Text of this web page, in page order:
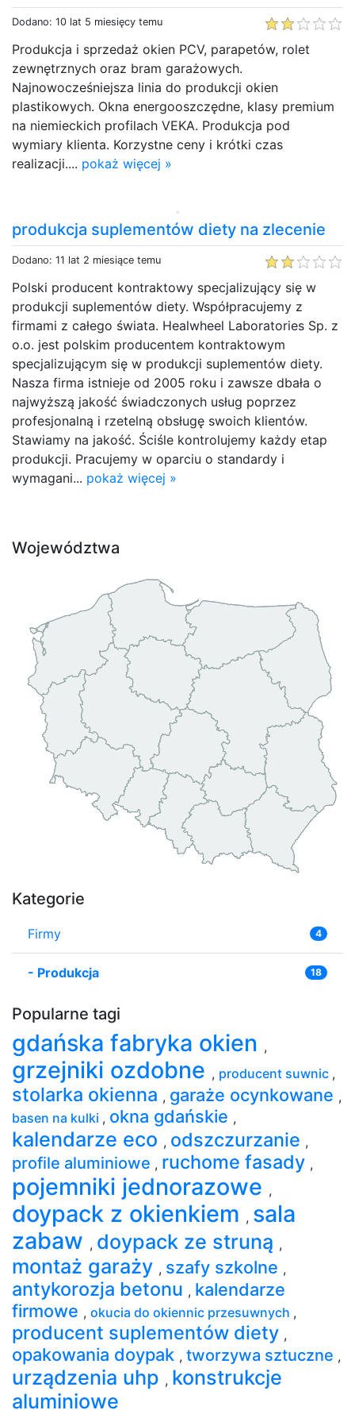
Dodano: 10 lat 5 miesięcy temu
Produkcja i sprzedaż okien PCV, parapetów, rolet
zewnętrznych oraz bram garażowych.
Najnowocześniejsza linia do produkcji okien
plastikowych. Okna energooszczędne, klasy premium
na niemieckich profilach VEKA. Produkcja pod
wymiary klienta. Korzystne ceny i krótki czas
realizacji.... pokaż więcej »
produkcja suplementów diety na zlecenie
Dodano: 11 lat 2 miesiące temu
Polski producent kontraktowy specjalizujący się w
produkcji suplementów diety. Współpracujemy z
firmami z całego świata. Healwheel Laboratories Sp. z
o.o. jest polskim producentem kontraktowym
specjalizującym się w produkcji suplementów diety.
Nasza firma istnieje od 2005 roku i zawsze dbała o
najwyższą jakość świadczonych usług poprzez
profesjonalną i rzetelną obsługę swoich klientów.
Stawiamy na jakość. Ściśle kontrolujemy każdy etap
produkcji. Pracujemy w oparciu o standardy i
wymagani... pokaż więcej »
Województwa
Kategorie
Firmy 4
- Produkcja 18
Popularne tagi
gdańska fabryka okien ,
grzejniki ozdobne , producent suwnic ,
stolarka okienna , garaże ocynkowane ,
basen na kulki , okna gdańskie ,
kalendarze eco , odszczurzanie ,
profile aluminiowe , ruchome fasady ,
pojemniki jednorazowe ,
doypack z okienkiem , sala
zabaw , doypack ze struną ,
montaż garaży , szafy szkolne ,
antykorozja betonu , kalendarze
firmowe , okucia do okiennic przesuwnych ,
producent suplementów diety ,
opakowania doypak , tworzywa sztuczne ,
urządzenia uhp , konstrukcje
aluminiowe